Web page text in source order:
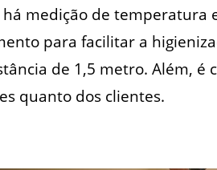
há medição de temperatura
para facilitar a
de 1,5 metro. Além, é
quanto dos clientes.